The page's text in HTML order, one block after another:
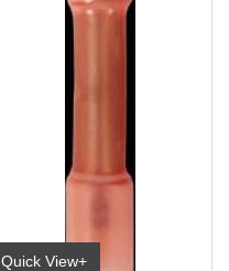
Quick View+